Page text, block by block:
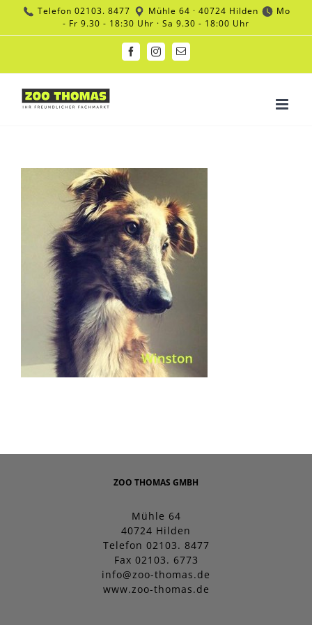
Inhalt
springen
Telefon 02103. 8477 Mühle 64 · 40724 Hilden
Mo
- Fr 9.30 - 18:30 Uhr · Sa 9.30 - 18:00 Uhr
FacebookInstagram
E-
ZOO THOMAS GMBH
Mühle 64
40724 Hilden
Telefon 02103. 8477
Fax 02103. 6773
info@zoo-thomas.de
www.zoo-thomas.de